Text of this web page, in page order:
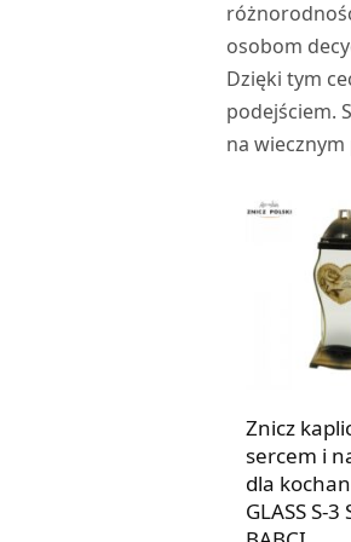
osobom
Dzięki tym
podejściem.
na
Znicz
sercem i
dla
GLASS S-3